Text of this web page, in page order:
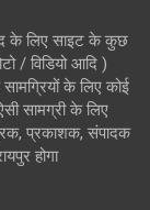
के लिए साइट के कुछ
/ विडियो आदि )
के लिए कोई
सामग्री के लिए
प्रकाशक, संपादक
होगा